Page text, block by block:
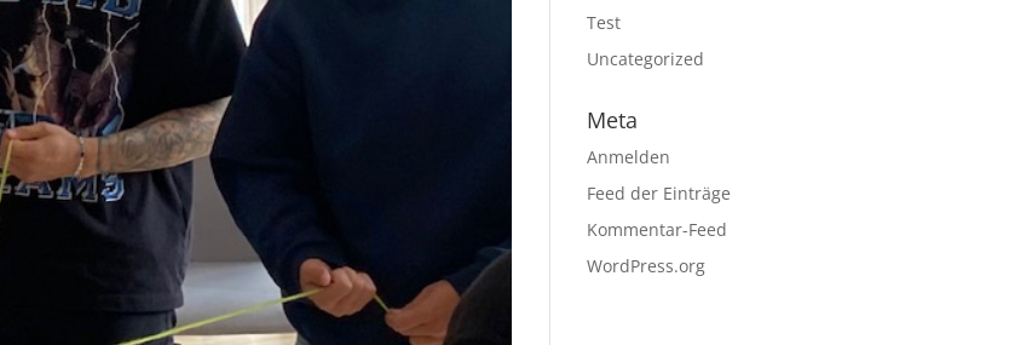
Test
Uncategorized
Meta
Anmelden
Feed der Einträge
Kommentar-Feed
WordPress.org